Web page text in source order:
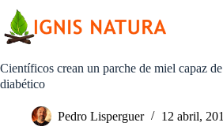
contenido
Científicos crean un parche de miel capaz
diabético
Pedro Lisperguer 12 abril,